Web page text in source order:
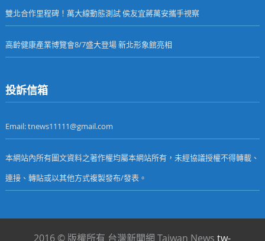
雙北合作里程碑！萬大線動態測試 侯友宜蔣萬安攜手視察
高齡健康產業博覽會8/7盛大登場 新北形象館亮相
投訴信箱
Email: tnews11111@gmail.com
本網站內所有圖文資料之著作權均屬本網站所有，未經協議授權不得轉載、
連接、轉貼或以其他方式複製發布/發表。
2016 © 版權所有 台灣新聞網 Taiwan Newstw-